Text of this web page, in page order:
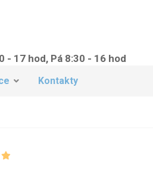
- 17 hod, Pá 8:30 - 16 hod
Kontakty